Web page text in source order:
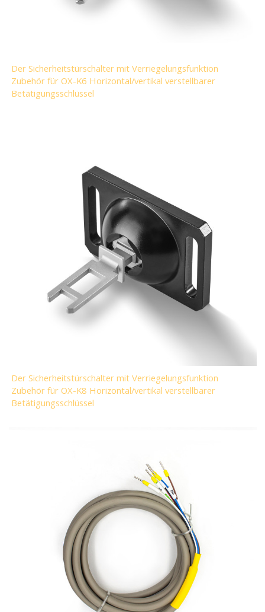
Der Sicherheitstürschalter mit Verriegelungsfunktion
Zubehör für OX-K6 Horizontal/vertikal verstellbarer
Betätigungsschlüssel
Der Sicherheitstürschalter mit Verriegelungsfunktion
Zubehör für OX-K8 Horizontal/vertikal verstellbarer
Betätigungsschlüssel